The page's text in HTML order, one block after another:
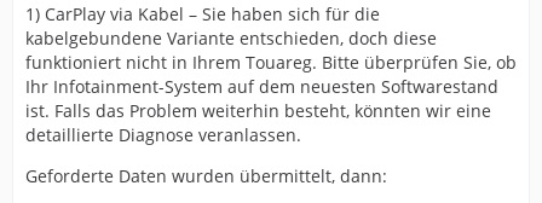
1) CarPlay via Kabel – Sie haben sich für die
kabelgebundene Variante entschieden, doch diese
funktioniert nicht in Ihrem Touareg. Bitte überprüfen Sie, ob
Ihr Infotainment-System auf dem neuesten Softwarestand
ist. Falls das Problem weiterhin besteht, könnten wir eine
detaillierte Diagnose veranlassen.
Geforderte Daten wurden übermittelt, dann: